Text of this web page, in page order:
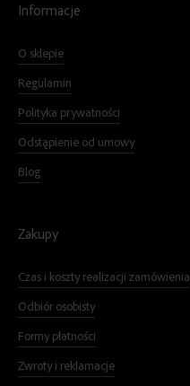
Informacje
O sklepie
Regulamin
Polityka prywatności
Odstąpienie od umowy
Blog
Zakupy
Czas i koszty realizacji zamówienia
Odbiór osobisty
Formy płatności
Zwroty i reklamacje